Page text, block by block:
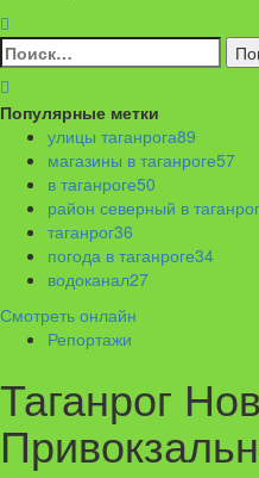
Найти:
Популярные метки
улицы таганрога89
магазины в таганроге57
в таганроге50
район северный в
таганрог36
погода в таганроге34
водоканал27
Смотреть онлайн
Репортажи
Таганрог